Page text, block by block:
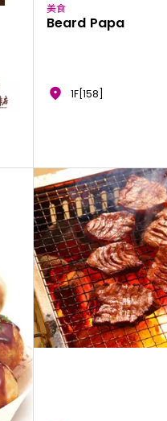
美食
Beard Papa
1F[158]